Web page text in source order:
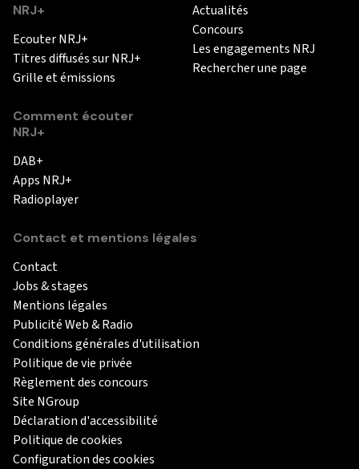
NRJ+
Ecouter NRJ+
Titres diffusés sur NRJ+
Grille et émissions
Comment écouter
NRJ+
DAB+
Apps NRJ+
Radioplayer
Actualités
Concours
Les engagements NRJ
Rechercher une page
Contact et mentions légales
Contact
Jobs & stages
Mentions légales
Publicité Web & Radio
Conditions générales d'utilisation
Politique de vie privée
Règlement des concours
Site NGroup
Déclaration d'accessibilité
Politique de cookies
Configuration des cookies